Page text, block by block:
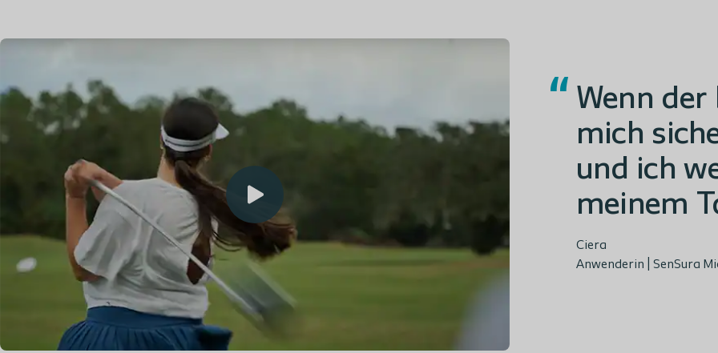
“ Wenn
mich
und ich
meinem
Ciera
Anwenderin | SenSura